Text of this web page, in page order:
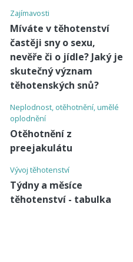
Zajímavosti
Míváte v těhotenství
častěji sny o sexu,
nevěře či o jídle? Jaký je
skutečný význam
těhotenských snů?
Neplodnost, otěhotnění, umělé
oplodnění
Otěhotnění z
preejakulátu
Vývoj těhotenství
Týdny a měsíce
těhotenství - tabulka